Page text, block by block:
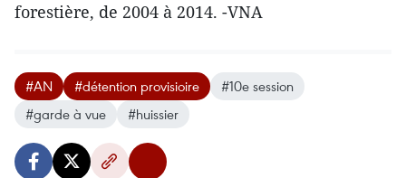
forestière, de 2004 à 2014. -VNA
#AN #détention provisioire
#10e session
#garde à vue
#huissier